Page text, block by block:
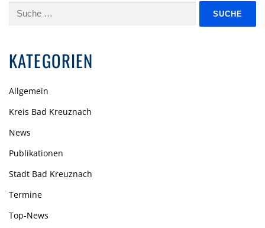
Suche
KATEGORIEN
Allgemein
Kreis Bad Kreuznach
News
Publikationen
Stadt Bad Kreuznach
Termine
Top-News